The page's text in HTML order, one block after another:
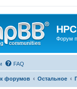
Форум
FAQ
форумов Остальное